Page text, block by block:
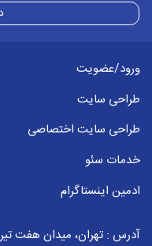
ورود/عضویت
طراحی سایت
طراحی سایت اختصاصی
خدمات سئو
ادمین اینستاگرام
آدرس : تهران، میدان هفت تیر